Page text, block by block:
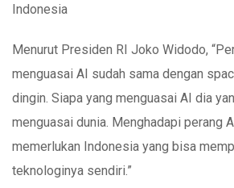
Indonesia
Menurut Presiden RI Joko Widodo,
menguasai AI sudah sama dengan
dingin. Siapa yang menguasai AI dia
menguasai dunia. Menghadapi perang
memerlukan Indonesia yang bisa
teknologinya sendiri.”